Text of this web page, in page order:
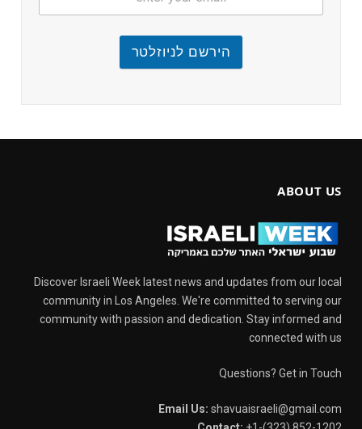
הירשם לניוזלטר
ABOUT US
Discover Israeli Week latest news and updates from our local
community in Los Angeles. We're committed to serving our
community with passion and dedication. Stay informed and
connected with us
Questions? Get in Touch
Email Us: shavuaisraeli@gmail.com